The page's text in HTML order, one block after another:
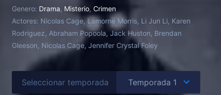
Genero: Drama, Misterio, Crimen
Actores: Nicolas Cage, Lamorne Morris, Li Jun Li, Karen
Rodriguez, Abraham Popoola, Jack Huston, Brendan
Gleeson, Nicolas Cage, Jennifer Crystal Foley
Seleccionar temporada